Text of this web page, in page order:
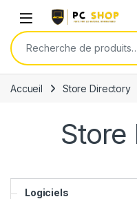
Skip to navigation
Skip to content
Recherche pour :
Accueil Store Directory
Store
Logiciels